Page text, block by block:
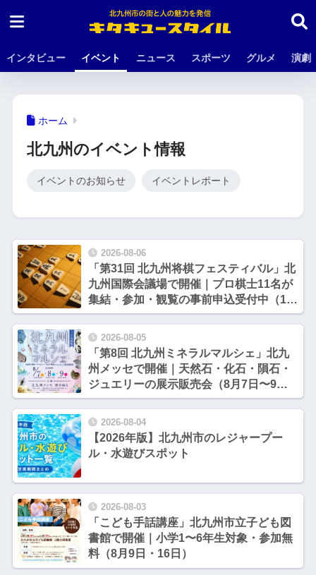
インタビュー イベント ニュース スポーツ グルメ 演劇
ホーム
北九州のイベント情報
イベントのお知らせ イベントレポート
2026-08-06
「第31回 北九州将棋フェスティバル」北
九州国際会議場で開催｜プロ棋士11名が
集結・参加・観覧の事前申込受付中（10
月17日・18日）
2026-08-05
「第8回 北九州ミネラルマルシェ」北九
州メッセで開催｜天然石・化石・隕石・
ジュエリーの展示販売会（8月7日〜9
日）【北九州市小倉北区】
2026-08-04
【2026年版】北九州市のレジャープー
ル・水遊びスポット
2026-08-03
「こども手話講座」北九州市立子ども図
書館で開催｜小学1〜6年生対象・参加無
料（8月9日・16日）